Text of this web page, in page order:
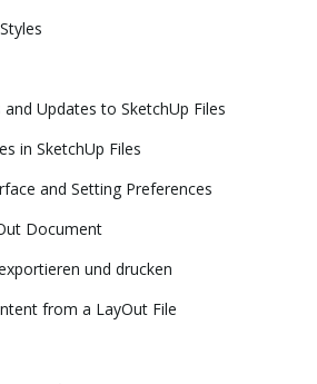
Updates to SketchUp Files
in SketchUp Files
and Setting Preferences
Document
und drucken
from a LayOut File